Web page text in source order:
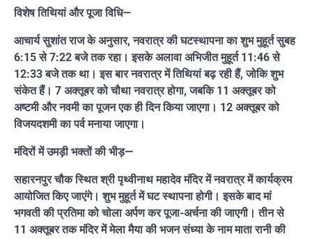
विशेष तिथियां और पूजा विधि—
आचार्य सुशांत राज के अनुसार, नवरात्र की घटस्थापना का शुभ मुहूर्त सुबह
6:15 से 7:22 बजे तक रहा। इसके अलावा अभिजीत मुहूर्त 11:46 से
12:33 बजे तक था। इस बार नवरात्र में तिथियां बढ़ रही हैं, जोकि शुभ
संकेत हैं। 7 अक्तूबर को चौथा नवरात्र होगा, जबकि 11 अक्तूबर को
अष्टमी और नवमी का पूजन एक ही दिन किया जाएगा। 12 अक्तूबर को
विजयदशमी का पर्व मनाया जाएगा।
मंदिरों में उमड़ी भक्तों की भीड़—
सहारनपुर चौक स्थित श्री पृथ्वीनाथ महादेव मंदिर में नवरात्र में कार्यक्रम
आयोजित किए जाएंगे। शुभ मुहूर्त में घट स्थापना होगी। इसके बाद मां
भगवती की प्रतिमा को चोला अर्पण कर पूजा-अर्चना की जाएगी। तीन से
11 अक्तूबर तक मंदिर में मेला मैया की भजन संध्या के नाम माता रानी की